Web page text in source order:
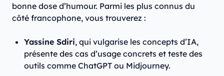
bonne dose d’humour. Parmi les plus connus du
côté francophone, vous trouverez :
Yassine Sdiri, qui vulgarise les concepts d’IA,
présente des cas d’usage concrets et teste des
outils comme ChatGPT ou Midjourney.